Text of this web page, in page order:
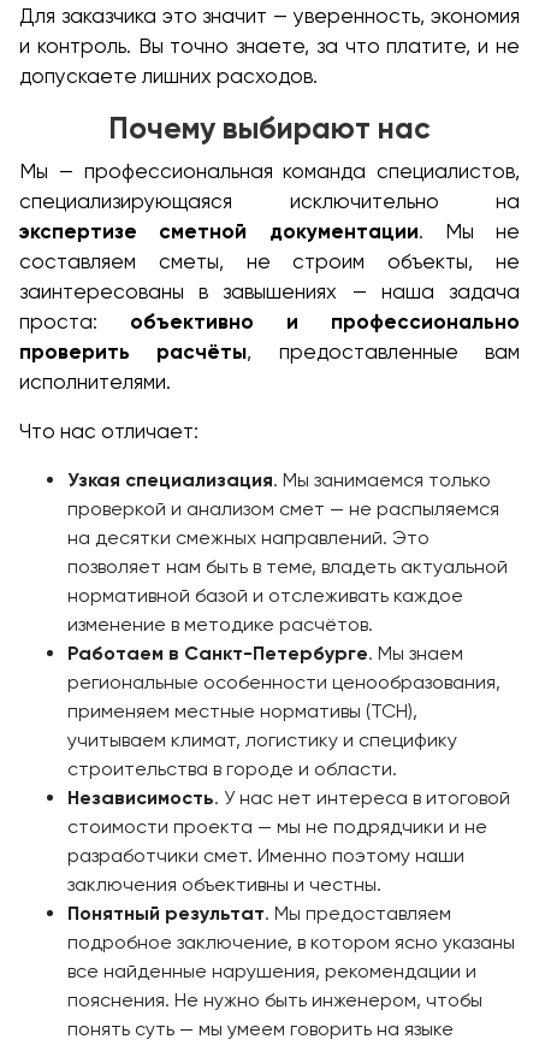
Для заказчика это значит — уверенность, экономия
и контроль. Вы точно знаете, за что платите, и не
допускаете лишних расходов.
Почему выбирают нас
Мы — профессиональная команда специалистов,
специализирующаяся исключительно на
экспертизе сметной документации. Мы не
составляем сметы, не строим объекты, не
заинтересованы в завышениях — наша задача
проста: объективно и профессионально
проверить расчёты, предоставленные вам
исполнителями.
Что нас отличает:
Узкая специализация. Мы занимаемся только
проверкой и анализом смет — не распыляемся
на десятки смежных направлений. Это
позволяет нам быть в теме, владеть актуальной
нормативной базой и отслеживать каждое
изменение в методике расчётов.
Работаем в Санкт-Петербурге. Мы знаем
региональные особенности ценообразования,
применяем местные нормативы (ТСН),
учитываем климат, логистику и специфику
строительства в городе и области.
Независимость. У нас нет интереса в итоговой
стоимости проекта — мы не подрядчики и не
разработчики смет. Именно поэтому наши
заключения объективны и честны.
Понятный результат. Мы предоставляем
подробное заключение, в котором ясно указаны
все найденные нарушения, рекомендации и
пояснения. Не нужно быть инженером, чтобы
понять суть — мы умеем говорить на языке